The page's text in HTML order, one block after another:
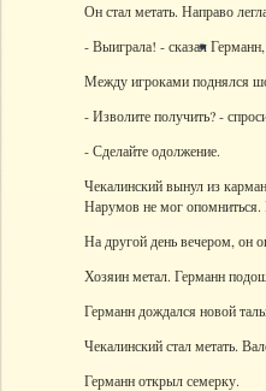
Он стал метать. Направо
- Выиграла! - сказал
Между игроками поднялся
- Изволите получить? -
- Сделайте одолжение.
Чекалинский вынул из
Нарумов не мог опомниться.
На другой день вечером, он
Хозяин метал. Германн
Германн дождался новой
Чекалинский стал метать.
Германн открыл семерку.